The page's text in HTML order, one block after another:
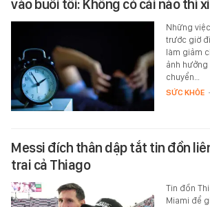
vào buổi tối: Không có cái nào thì
Những
trước giờ
làm giảm
ảnh
chuyển…
SỨC KHỎE
Messi đích thân dập tắt tin đồn
trai cả Thiago
Tin đồn
Miami để